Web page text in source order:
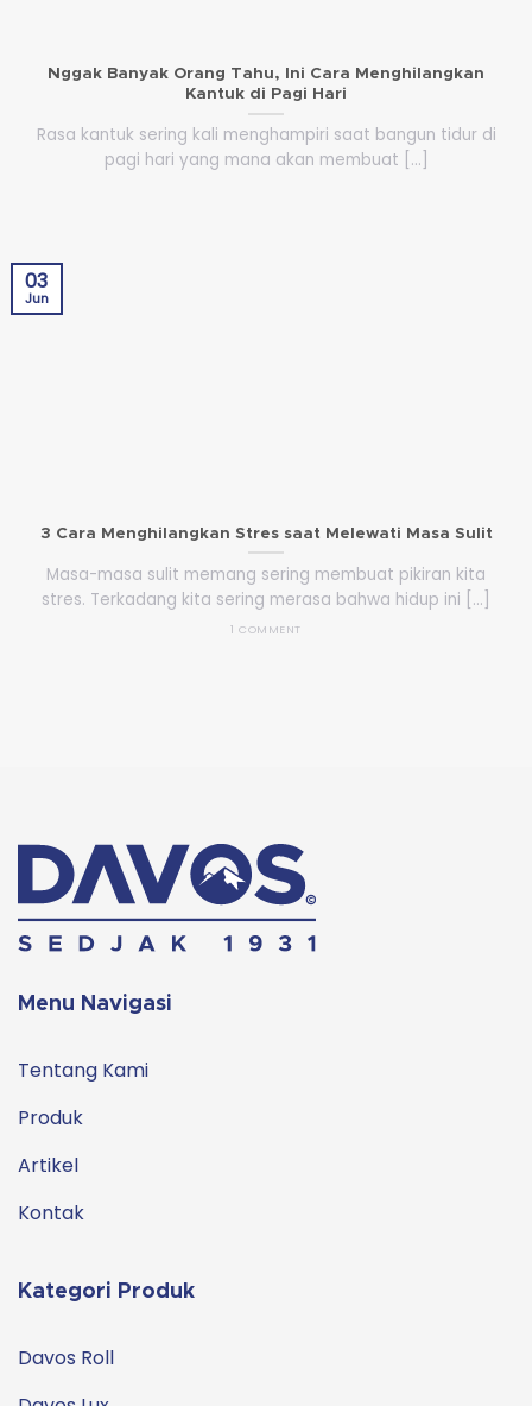
Nggak Banyak Orang Tahu, Ini Cara Menghilangkan
Kantuk di Pagi Hari
Rasa kantuk sering kali menghampiri saat bangun tidur di
pagi hari yang mana akan membuat [...]
3 Cara Menghilangkan Stres saat Melewati Masa Sulit
Masa-masa sulit memang sering membuat pikiran kita
stres. Terkadang kita sering merasa bahwa hidup ini [...]
1 COMMENT
03
Jun
Menu Navigasi
Tentang Kami
Produk
Artikel
Kontak
Kategori Produk
Davos Roll